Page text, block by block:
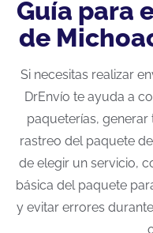
Guía para
de
Si necesitas realizar
DrEnvío te ayuda a
paqueterías,
rastreo del paquete
de elegir un servicio,
básica del paquete
y evitar errores